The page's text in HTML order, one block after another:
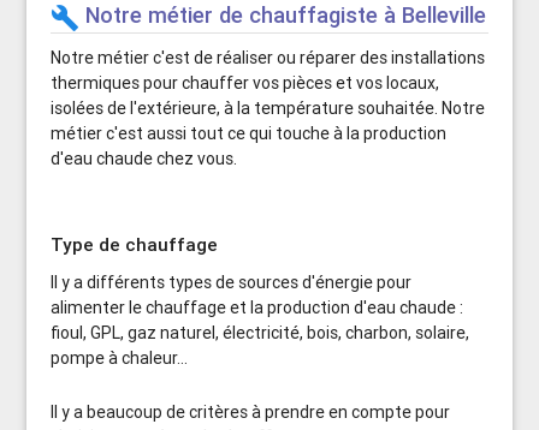
build Notre métier de chauffagiste à Belleville
Notre métier c'est de réaliser ou réparer des installations
thermiques pour chauffer vos pièces et vos locaux,
isolées de l'extérieure, à la température souhaitée. Notre
métier c'est aussi tout ce qui touche à la production
d'eau chaude chez vous.
Type de chauffage
Il y a différents types de sources d'énergie pour
alimenter le chauffage et la production d'eau chaude :
fioul, GPL, gaz naturel, électricité, bois, charbon, solaire,
pompe à chaleur...
Il y a beaucoup de critères à prendre en compte pour